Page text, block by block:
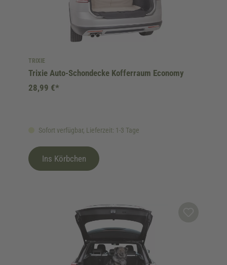
TRIXIE
Trixie Auto-Schondecke Kofferraum Economy
Sofort verfügbar, Lieferzeit: 1-3 Tage
28,99 €*
Ins Körbchen